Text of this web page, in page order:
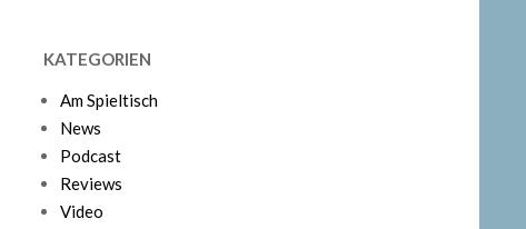
KATEGORIEN
Am Spieltisch
News
Podcast
Reviews
Video